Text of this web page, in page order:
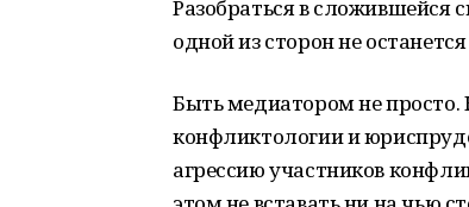
Разобраться в сложившейся
одной из сторон не
Быть медиатором не просто.
конфликтологии и
агрессию участников